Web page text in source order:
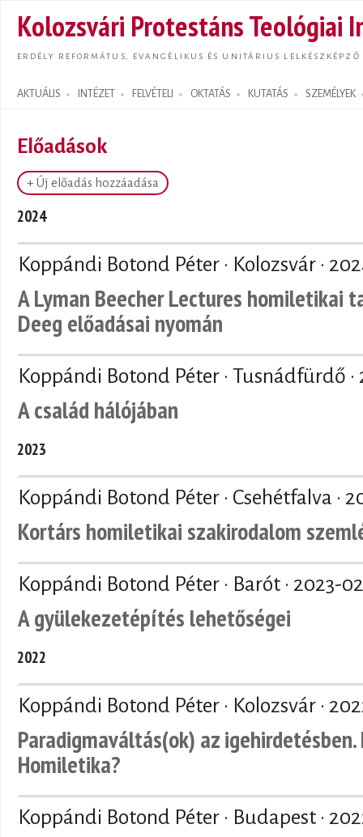
Kolozsvári Protestáns Teológiai
ERDÉLY REFORMÁTUS, EVANGÉLIKUS ÉS UNITÁRIUS LELKÉSZKÉPZŐ
AKTUÁLIS INTÉZET FELVÉTELI OKTATÁS KUTATÁS SZEMÉLYEK
Search form
Előadások
+ Új előadás hozzáadása
2024
Koppándi Botond Péter · Kolozsvár ·
A Lyman Beecher Lectures homiletikai
Deeg előadásai nyomán
Koppándi Botond Péter · Tusnádfürdő ·
A család hálójában
2023
Koppándi Botond Péter · Csehétfalva ·
Kortárs homiletikai szakirodalom
Koppándi Botond Péter · Barót · 2023-
A gyülekezetépítés lehetőségei
2022
Koppándi Botond Péter · Kolozsvár ·
Paradigmaváltás(ok) az
Homiletika?
Koppándi Botond Péter · Budapest ·